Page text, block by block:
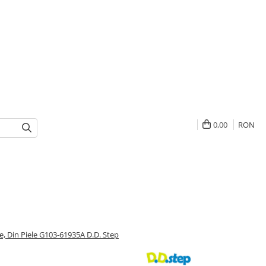
0,00 RON
Din Piele G103-61935A D.D. Step